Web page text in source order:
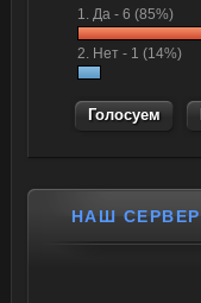
1. Да - 6 (85%)
2. Нет - 1 (14%)
НАШ СЕРВЕР